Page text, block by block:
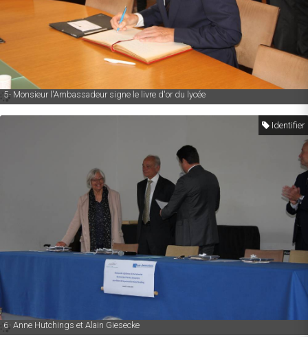
5- Monsieur l'Ambassadeur signe le livre d'or du lycée
Identifier
6- Anne Hutchings et Alain Giesecke